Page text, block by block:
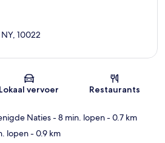
Kaart
10022
Lokaal vervoer Restaurants
Naties- 8 min. lopen- 0.7 km
lopen- 0.9 km